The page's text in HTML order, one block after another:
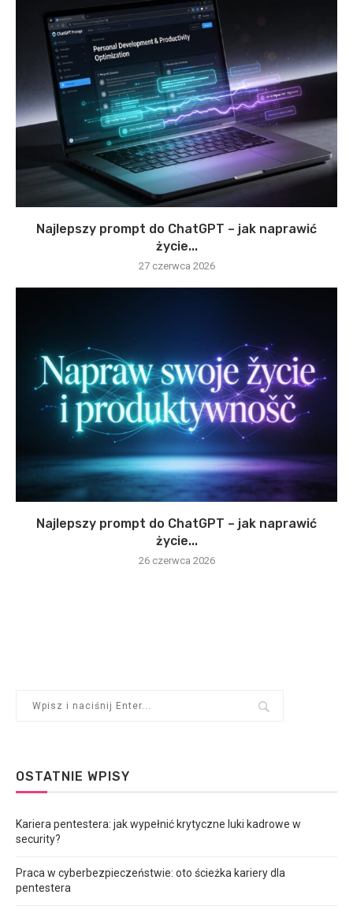
Najlepszy prompt do ChatGPT – jak naprawić
życie...
27 czerwca 2026
Najlepszy prompt do ChatGPT – jak naprawić
życie...
26 czerwca 2026
OSTATNIE WPISY
Kariera pentestera: jak wypełnić krytyczne luki kadrowe w
security?
Praca w cyberbezpieczeństwie: oto ścieżka kariery dla
pentestera